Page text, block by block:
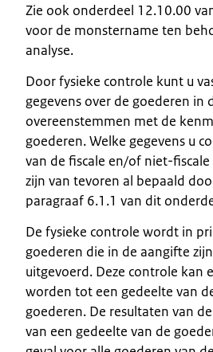
Zie ook onderdeel 12.10.00
voor de monstername ten
analyse.
Door fysieke controle kunt u
gegevens over de goederen in
overeenstemmen met de
goederen. Welke gegevens u
van de fiscale en/of niet-fiscale
zijn van tevoren al bepaald
paragraaf 6.1.1 van dit
De fysieke controle wordt in
goederen die in de aangifte
uitgevoerd. Deze controle kan
worden tot een gedeelte van
goederen. De resultaten van
van een gedeelte van de